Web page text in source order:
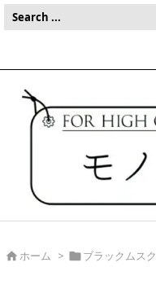
ホーム > ブラックムスク